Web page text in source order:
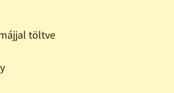
töltve